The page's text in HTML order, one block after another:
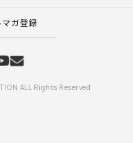
ガ登録
ALL Rights Reserved